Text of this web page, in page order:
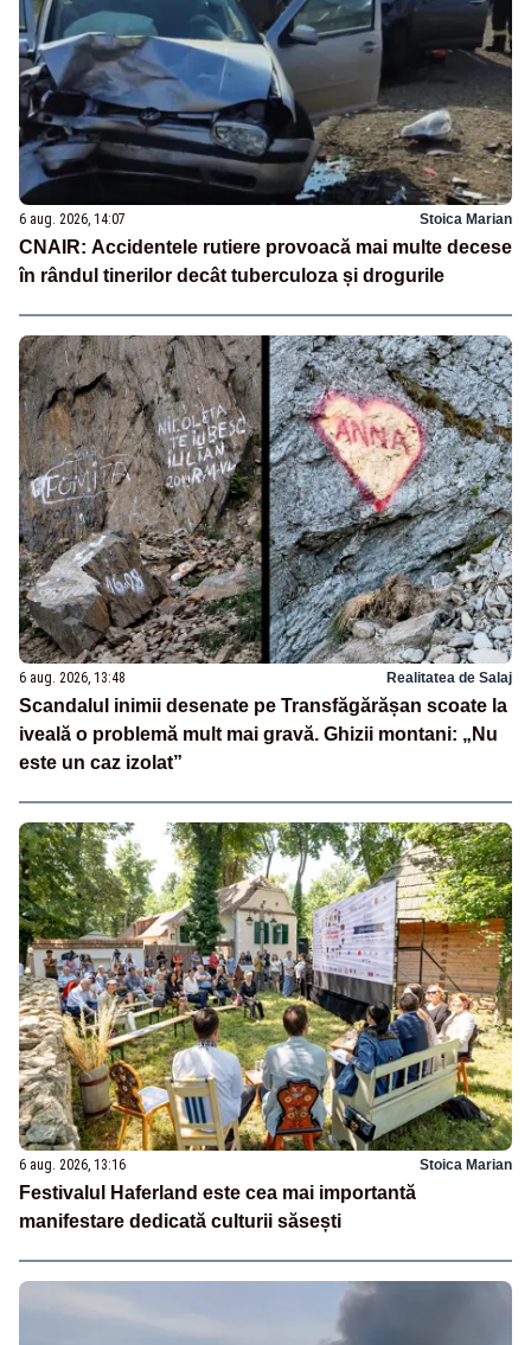
6 aug. 2026, 14:07 Stoica Marian
CNAIR: Accidentele rutiere provoacă mai multe decese
în rândul tinerilor decât tuberculoza și drogurile
6 aug. 2026, 13:48 Realitatea de Salaj
Scandalul inimii desenate pe Transfăgărășan scoate la
iveală o problemă mult mai gravă. Ghizii montani: „Nu
este un caz izolat”
6 aug. 2026, 13:16 Stoica Marian
Festivalul Haferland este cea mai importantă
manifestare dedicată culturii săsești